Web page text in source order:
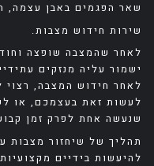
שאר הפגמים באבן עצמה,
שירות חידוש מצבות.
לאחר שהמצבה שופצה
ישמור עליה מנזקים
לאחר חידוש המצבה, רצוי
לעשות זאת בעצמכם, או
שנעשה אחת לפרק זמן
תהליך של שיחזור מצבות
להיעשות בידיים